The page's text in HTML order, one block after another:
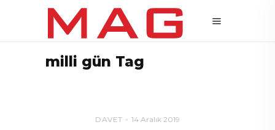
milli gün Tag
DAVET 14 Aralık 2019